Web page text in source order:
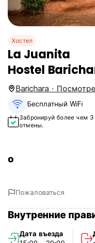
Хостел
La Juanita
Hostel
Barichara ·
Бесплатный WiFi
Забронируй более чем
отмены.
о
Пожаловаться
Внутренние
Дата въезда